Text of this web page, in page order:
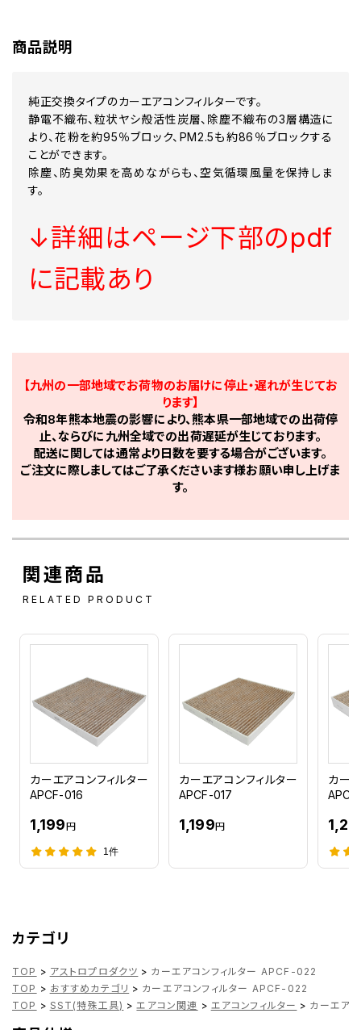
商品説明
純正交換タイプのカーエアコンフィルターです。
静電不織布、粒状ヤシ殻活性炭層、除塵不織布の3層構造に
より、花粉を約95％ブロック、PM2.5も約86％ブロックする
ことができます。
除塵、防臭効果を高めながらも、空気循環風量を保持しま
す。
↓詳細はページ下部のpdf
に記載あり
【九州の一部地域でお荷物のお届けに停止・遅れが生じてお
ります】
令和8年熊本地震の影響により、熊本県一部地域での出荷停
止、ならびに九州全域での出荷遅延が生じております。
配送に関しては通常より日数を要する場合がございます。
ご注文に際しましてはご了承くださいます様お願い申し上げま
す。
関連商品
RELATED PRODUCT
カーエアコンフィルター
APCF-016
1,199円
1件
カーエアコンフィルター
APCF-017
1,199円
カー
カテゴリ
TOP > アストロプロダクツ > カーエアコンフィルター APCF-022
TOP > おすすめカテゴリ > カーエアコンフィルター APCF-022
TOP > SST(特殊工具) > エアコン関連 > エアコンフィルター > カーエア